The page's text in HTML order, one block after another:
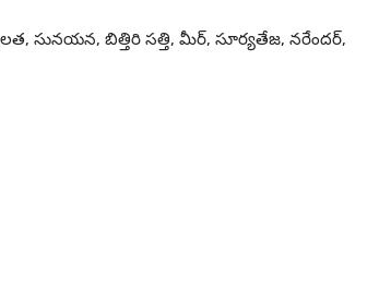
సునయన, బిత్తిరి సత్తి, మీర్, సూర్యతేజ, నరేందర్,